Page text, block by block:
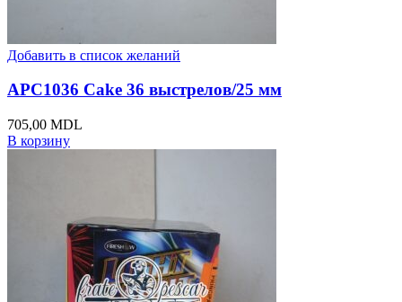
Добавить в список желаний
APC1036 Cake 36 выстрелов/25 мм
705,00 MDL
В корзину